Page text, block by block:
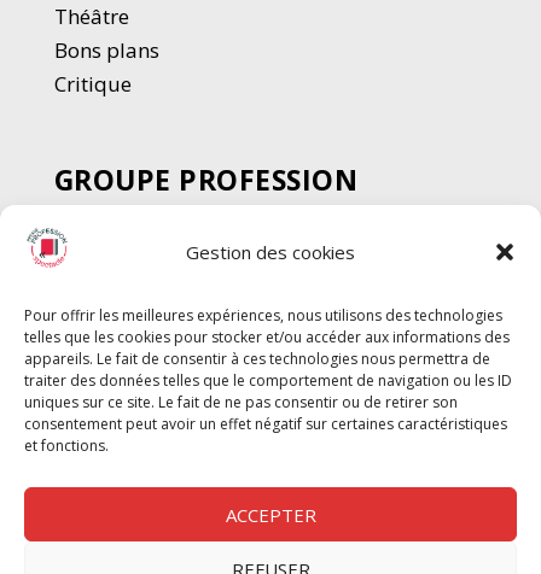
Gestion des cookies
Pour offrir les meilleures expériences, nous utilisons des technologies
telles que les cookies pour stocker et/ou accéder aux informations des
appareils. Le fait de consentir à ces technologies nous permettra de
traiter des données telles que le comportement de navigation ou les ID
uniques sur ce site. Le fait de ne pas consentir ou de retirer son
consentement peut avoir un effet négatif sur certaines caractéristiques
et fonctions.
ACCEPTER
REFUSER
Théâtre
Bons plans
Critique
GROUPE PROFESSION
SPECTACLE
Chèque Intermittents
Chèque Compta
Chèque Emploi Spectacle
G-Pods
Profession Audio-visuel